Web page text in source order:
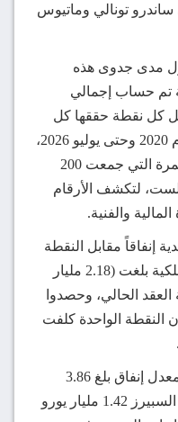
ساندرو تونالي وماتيوس
مدى جدوى هذه
تم حساب إجمالي
كل نقطة حققها كل
فريق في البريميرليج منذ بداية عام 2020 وحتى يوليو 2026،
واقتصر التحليل على الأندية المستمرة التي جمعت 200
لتكشف الأرقام
والفنية.
إنفاقاً مقابل النقطة
الواحدة، حيث ضخ البلوز ميزانية فلكية بلغت (2.18 مليار
العقد الحالي، وحصدوا
يعني أن النقطة الواحدة كلفت
وفي المرتبة الثانية يظهر توتنهام بمعدل إنفاق بلغ 3.86
مليون يورو لكل نقطة، حيث أنفق السبيرز 1.42 مليار يورو